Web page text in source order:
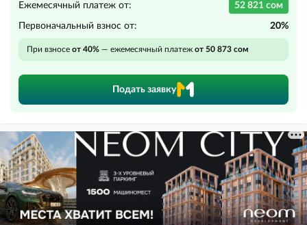
Ежемесячный платеж от: 52 821 сом
Первоначальный взнос от: 20%
При взносе от 40% — ежемесячный платеж от 50 873 сом
Подать заявку